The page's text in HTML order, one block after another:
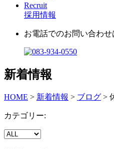
Recruit
採用情報
お電話でのお問い合わせ
新着情報
HOME > 新着情報 > ブログ >
カテゴリー: